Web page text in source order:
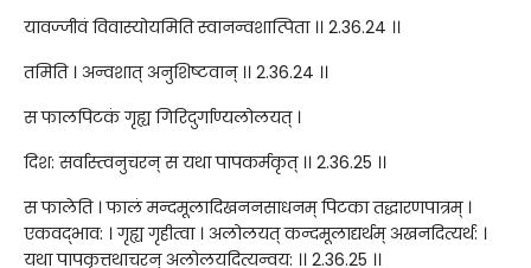
यावज्जीवं विवास्योयमिति स्वानन्वशात्पिता ।। 2.36.24 ।।
तमिति । अन्वशात् अनुशिष्टवान् ।। 2.36.24 ।।
स फालपिटकं गृह्य गिरिदुर्गाण्यलोलयत् ।
दिश: सर्वास्त्वनुचरन् स यथा पापकर्मकृत् ।। 2.36.25 ।।
स फालेति । फालं मन्दमूलादिखननसाधनम् पिटका तद्धारणपात्रम् ।
एकवद्भाव: । गृह्य गृहीत्वा । अलोलयत् कन्दमूलाद्यर्थम् अखनदित्यर्थ: ।
यथा पापकृत्तथाचरन् अलोलयदित्यन्वय: ।। 2.36.25 ।।